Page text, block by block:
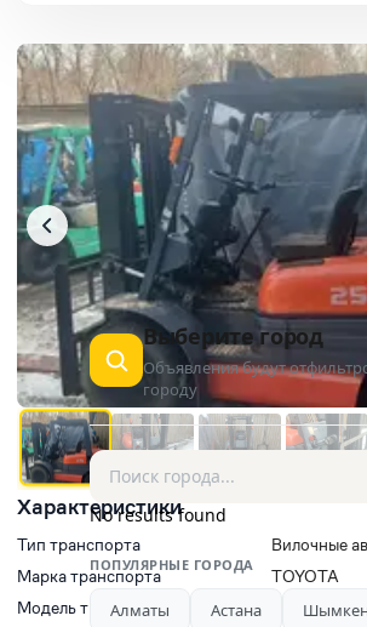
Характеристики
Тип транспорта
Вилочные
Марка транспорта
TOYOTA
Модель транспорта
Toyota 6F
Выберите город
Объявления будут
городу
No results found
ПОПУЛЯРНЫЕ ГОРОДА
Алматы Астана